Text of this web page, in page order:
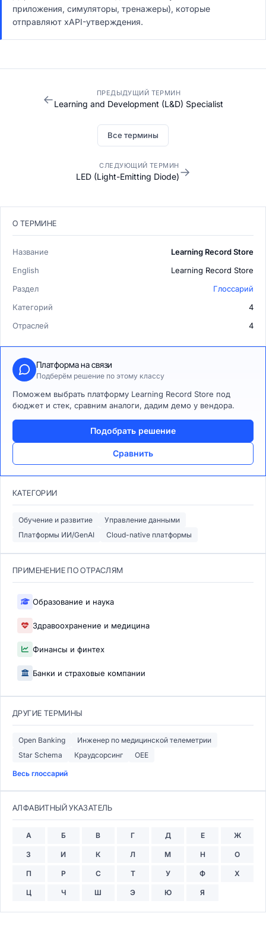
приложения, симуляторы, тренажеры), которые
отправляют xAPI-утверждения.
← ПРЕДЫДУЩИЙ ТЕРМИН
Learning and Development (L&D) Specialist
Все термины
СЛЕДУЮЩИЙ ТЕРМИН
LED (Light-Emitting Diode)→
О ТЕРМИНЕ
Название
Learning Record Store
English
Learning Record Store
Раздел
Глоссарий
Категорий
4
Отраслей
4
Платформа на связи
Подберём решение по этому классу
Поможем выбрать платформу Learning Record Store под
бюджет и стек, сравним аналоги, дадим демо у вендора.
Подобрать решение
Сравнить
КАТЕГОРИИ
Обучение и развитие
Управление данными
Платформы ИИ/GenAI
Cloud-native платформы
ПРИМЕНЕНИЕ ПО ОТРАСЛЯМ
Образование и наука
Здравоохранение и медицина
Финансы и финтех
Банки и страховые компании
ДРУГИЕ ТЕРМИНЫ
Open Banking
Инженер по медицинской телеметрии
Star Schema
Краудсорсинг OEE
Весь глоссарий
АЛФАВИТНЫЙ УКАЗАТЕЛЬ
А Б В Г Д Е Ж
З И К Л М Н О
П Р С Т У Ф Х
Ц Ч Ш Э Ю Я